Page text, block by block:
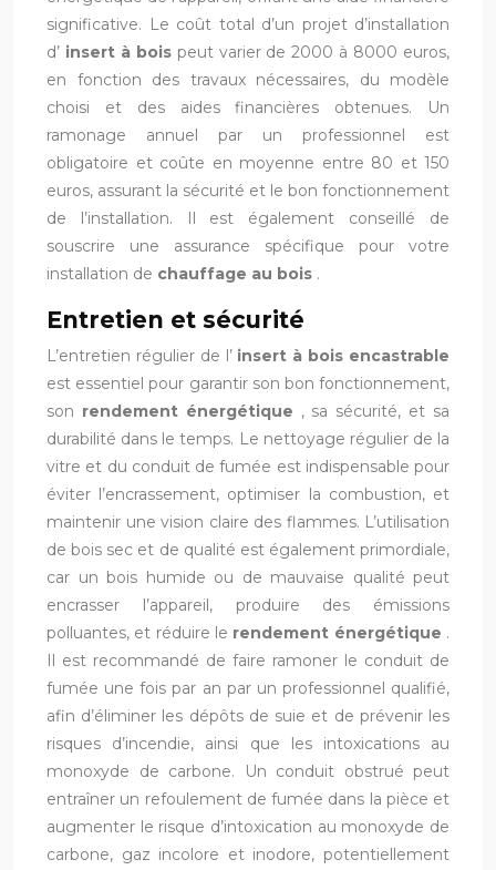
significative. Le coût total d’un projet d’installation
d’ insert à bois peut varier de 2000 à 8000 euros,
en fonction des travaux nécessaires, du modèle
choisi et des aides financières obtenues. Un
ramonage annuel par un professionnel est
obligatoire et coûte en moyenne entre 80 et 150
euros, assurant la sécurité et le bon fonctionnement
de l’installation. Il est également conseillé de
souscrire une assurance spécifique pour votre
installation de chauffage au bois .
Entretien et sécurité
L’entretien régulier de l’ insert à bois encastrable
est essentiel pour garantir son bon fonctionnement,
son rendement énergétique , sa sécurité, et sa
durabilité dans le temps. Le nettoyage régulier de la
vitre et du conduit de fumée est indispensable pour
éviter l’encrassement, optimiser la combustion, et
maintenir une vision claire des flammes. L’utilisation
de bois sec et de qualité est également primordiale,
car un bois humide ou de mauvaise qualité peut
encrasser l’appareil, produire des émissions
polluantes, et réduire le rendement énergétique .
Il est recommandé de faire ramoner le conduit de
fumée une fois par an par un professionnel qualifié,
afin d’éliminer les dépôts de suie et de prévenir les
risques d’incendie, ainsi que les intoxications au
monoxyde de carbone. Un conduit obstrué peut
entraîner un refoulement de fumée dans la pièce et
augmenter le risque d’intoxication au monoxyde de
carbone, gaz incolore et inodore, potentiellement